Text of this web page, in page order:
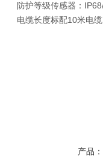
防护等级传感器：
电缆长度标配10米电
产品：